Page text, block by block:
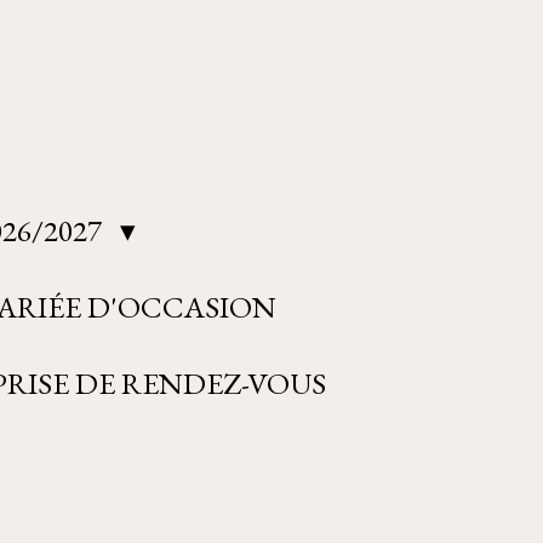
2027
D'OCCASION
DE RENDEZ-VOUS